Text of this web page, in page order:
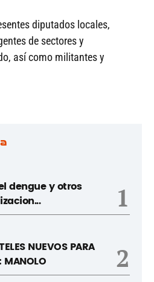
diputados locales,
de sectores y
así como militantes y
dengue y otros
1
NUEVOS PARA
MANOLO
2